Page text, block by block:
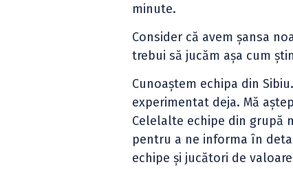
minute.
Consider că avem șansa
trebui să jucăm așa cum
Cunoaștem echipa din
experimentat deja. Mă
Celelalte echipe din grupă
pentru a ne informa în
echipe și jucători de